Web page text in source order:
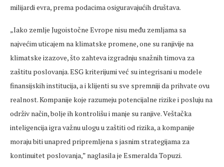
milijardi evra, prema podacima osiguravajućih društava.
„Iako zemlje Jugoistočne Evrope nisu među zemljama sa
najvećim uticajem na klimatske promene, one su ranjivije na
klimatske izazove, što zahteva izgradnju snažnih timova za
zaštitu poslovanja. ESG kriterijumi već su integrisani u modele
finansijskih institucija, a i klijenti su sve spremniji da prihvate ovu
realnost. Kompanije koje razumeju potencijalne rizike i posluju na
održiv način, bolje ih kontrolišu i manje su ranjive. Veštačka
inteligencija igra važnu ulogu u zaštiti od rizika, a kompanije
moraju biti unapred pripremljena s jasnim strategijama za
kontinuitet poslovanja,” naglasila je Esmeralda Topuzi.